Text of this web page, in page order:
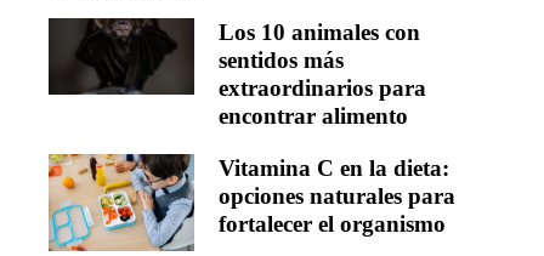
Los 10 animales con
sentidos más
extraordinarios para
encontrar alimento
Vitamina C en la dieta:
opciones naturales para
fortalecer el organismo